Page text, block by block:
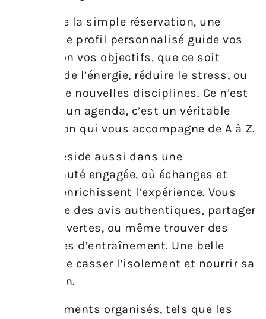
Au-delà de la simple réservation, une
création de profil personnalisé guide vos
choix selon vos objectifs, que ce soit
retrouver de l’énergie, réduire le stress, ou
explorer de nouvelles disciplines. Ce n’est
pas juste un agenda, c’est un véritable
compagnon qui vous accompagne de A à Z.
La force réside aussi dans une
communauté engagée, où échanges et
conseils enrichissent l’expérience. Vous
pouvez lire des avis authentiques, partager
vos découvertes, ou même trouver des
partenaires d’entraînement. Une belle
manière de casser l’isolement et nourrir sa
motivation.
Les événements organisés, tels que les